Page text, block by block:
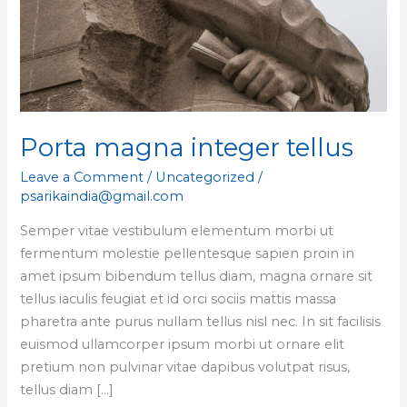
Porta magna integer tellus
Leave a Comment / Uncategorized /
psarikaindia@gmail.com
Semper vitae vestibulum elementum morbi ut
fermentum molestie pellentesque sapien proin in
amet ipsum bibendum tellus diam, magna ornare sit
tellus iaculis feugiat et id orci sociis mattis massa
pharetra ante purus nullam tellus nisl nec. In sit facilisis
euismod ullamcorper ipsum morbi ut ornare elit
pretium non pulvinar vitae dapibus volutpat risus,
tellus diam […]